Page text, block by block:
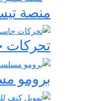
منصة تيسير الزواج 2026.. دليلك
تحركات
برومو